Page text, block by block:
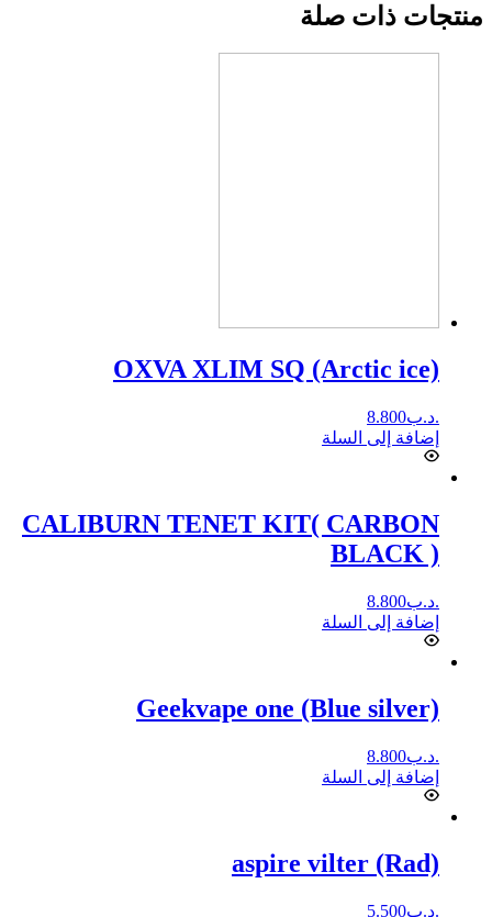
منتجات ذات صلة
OXVA XLIM SQ (Arctic ice)
.د.ب8.800
إضافة إلى السلة
CALIBURN TENET KIT( CARBON
BLACK )
.د.ب8.800
إضافة إلى السلة
Geekvape one (Blue silver)
.د.ب8.800
إضافة إلى السلة
aspire vilter (Rad)
.د.ب5.500